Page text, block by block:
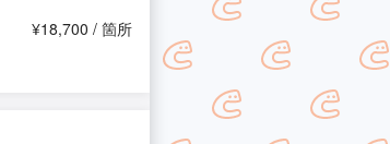
¥18,700 / 箇所